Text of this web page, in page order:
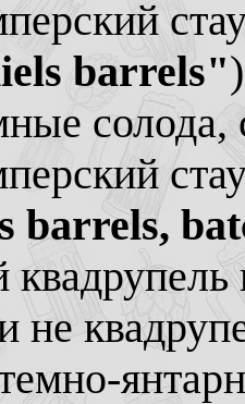
barrels"
солода,
barrels,
не